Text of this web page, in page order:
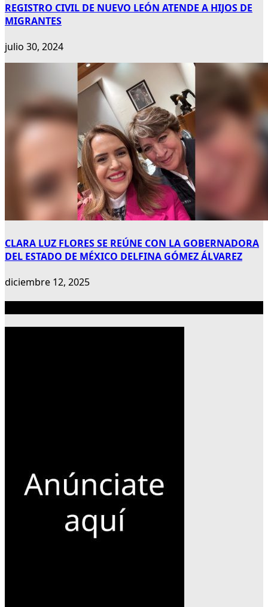
REGISTRO CIVIL DE NUEVO LEÓN ATENDE A HIJOS DE
MIGRANTES
julio 30, 2024
CLARA LUZ FLORES SE REÚNE CON LA GOBERNADORA
DEL ESTADO DE MÉXICO DELFINA GÓMEZ ÁLVAREZ
diciembre 12, 2025